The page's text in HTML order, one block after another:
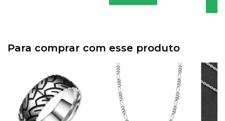
Para comprar com esse produto